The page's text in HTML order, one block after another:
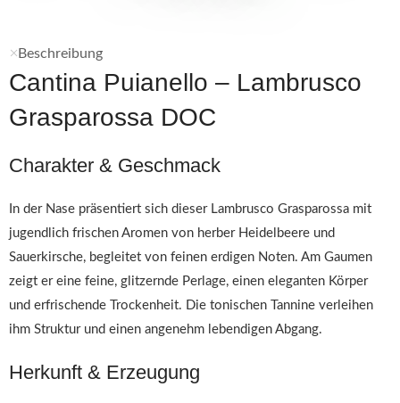
Beschreibung
Cantina Puianello – Lambrusco
Grasparossa DOC
Charakter & Geschmack
In der Nase präsentiert sich dieser Lambrusco Grasparossa mit
jugendlich frischen Aromen von herber Heidelbeere und
Sauerkirsche, begleitet von feinen erdigen Noten. Am Gaumen
zeigt er eine feine, glitzernde Perlage, einen eleganten Körper
und erfrischende Trockenheit. Die tonischen Tannine verleihen
ihm Struktur und einen angenehm lebendigen Abgang.
Herkunft & Erzeugung